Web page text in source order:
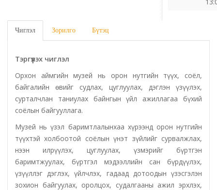
Татварын газар
Ус цаг уур, орчны шинжилгээний төв
Хүүхэд, гэр бүлийн хөгжил, хамгааллын газар
Хөдөлмөр, халамжийн үйлчилгээний газар
Цагдаагийн газар
Шүүх шинжилгээний хэлтэс
Чиглэл Зорилго Бүтэц
Тэргүүлэх чиглэл
Орхон аймгийн музей нь орон нутгийн түүх, соёл,
байгалийн өвийг судлах, цуглуулах, дэглэн үзүүлэх,
сурталчлан таниулах байнгын үйл ажиллагаа бүхий
соёлын байгууллага.
Музей нь үзэл баримтлалынхаа хүрээнд орон нутгийн
түүхтэй холбоотой соёлын үнэт зүйлийг сурвалжлах,
нээн илрүүлэх, цуглуулах, үзмэрийг бүртгэн
баримтжуулах, бүртгэл мэдээллийн сан бүрдүүлэх,
үзүүллэг дэглэх, үйлчлэх, гадаад дотоодын үзэсгэлэн
зохион байгуулах, оролцох, судалгааны ажил эрхлэх,